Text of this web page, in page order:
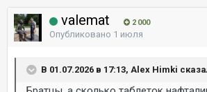
valemat 2 000
Опубликовано 1 июля
В 01.07.2026 в 17:13, Alex Himki